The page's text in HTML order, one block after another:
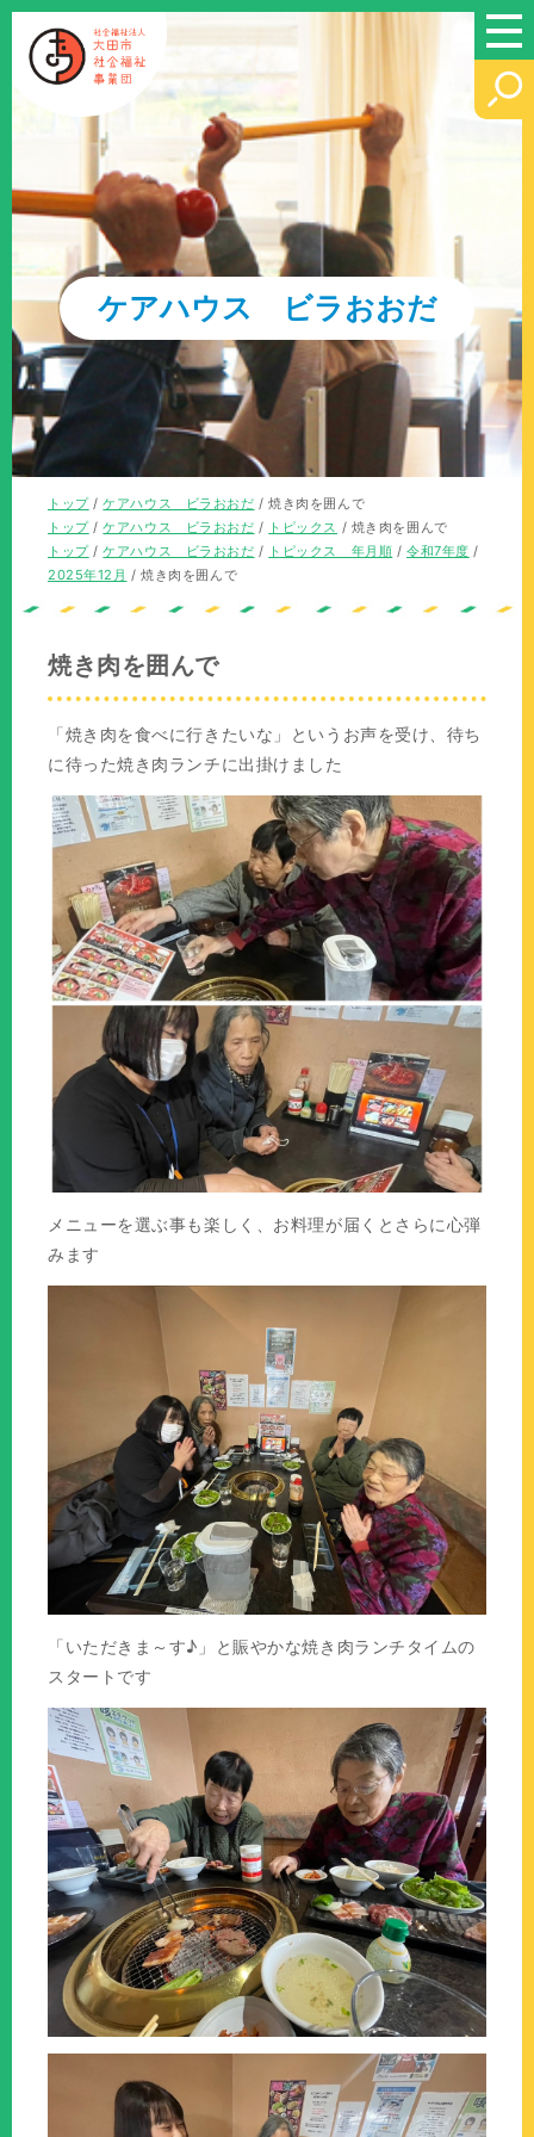
このページの本文へ
ケアハウス ビラおおだ
現
在
の
位
トップ/ケアハウス ビラおおだ /焼き肉を囲んで
現
在
の
トップ/ケアハウス ビラおおだ / トピックス / 焼き肉を囲んで
現
在
トップ/ケアハウス ビラおおだ / トピックス 年月順 / 令和7年度 /
2025年12月 /焼き肉を囲んで
焼き肉を囲んで
「焼き肉を食べに行きたいな」というお声を受け、待ち
に待った焼き肉ランチに出掛けました
メニューを選ぶ事も楽しく、お料理が届くとさらに心弾
みます
「いただきま～す♪」と賑やかな焼き肉ランチタイムの
スタートです